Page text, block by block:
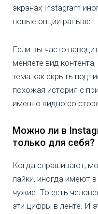
экранах Instagram
новые опции раньше.
Если вы часто
меняете вид
тема как скрыть
похожая история с
именно видно со
Можно ли в
только для себя?
Когда спрашивают,
лайки, иногда имеют
чужие. То есть
эти цифры в ленте. И